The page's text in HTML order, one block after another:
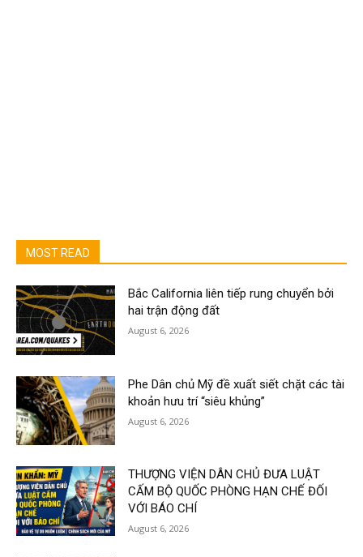
MOST READ
Bắc California liên tiếp rung chuyển bởi
hai trận động đất
August 6, 2026
Phe Dân chủ Mỹ đề xuất siết chặt các tài
khoản hưu trí “siêu khủng”
August 6, 2026
THƯỢNG VIỆN DÂN CHỦ ĐƯA LUẬT
CẤM BỘ QUỐC PHÒNG HẠN CHẾ ĐỐI
VỚI BÁO CHÍ
August 6, 2026